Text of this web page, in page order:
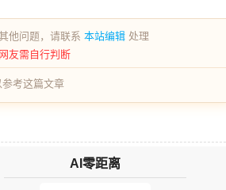
他问题，请联系 本站编辑 处理
友需自行判断
考这篇文章
AI零距离